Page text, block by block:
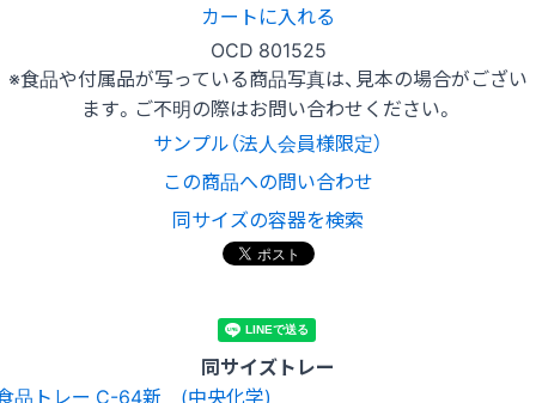
カートに入れる
OCD 801525
※食品や付属品が写っている商品写真は、見本の場合がござい
ます。ご不明の際はお問い合わせください。
サンプル（法人会員様限定）
この商品への問い合わせ
同サイズの容器を検索
同サイズトレー